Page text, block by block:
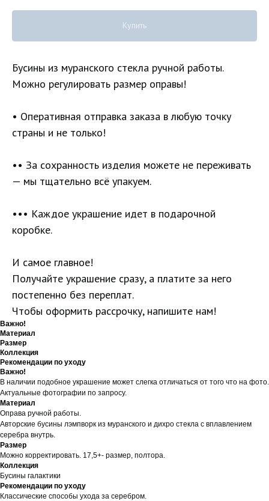
Купить
Бусины из муранского стекла ручной работы.
Можно регулировать размер оправы!
• Оперативная отправка заказа в любую точку
страны и не только!
•• За сохранность изделия можете не переживать
— мы тщательно всё упакуем.
••• Каждое украшение идет в подарочной
коробке.
И самое главное!
Получайте украшение сразу, а платите за него
постепенно без переплат.
Чтобы оформить рассрочку, напишите нам!
Важно!
Материал
Размер
Коллекция
Рекомендации по уходу
Важно!
В наличии подобное украшение может слегка отличаться от того что на фото.
Актуальные фотографии по запросу.
Материал
Оправа ручной работы.
Авторские бусины лэмпворк из муранского и дихро стекла с вплавлением
серебра внутрь.
Размер
Можно корректировать. 17,5+- размер, полтора.
Коллекция
Бусины галактики
Рекомендации по уходу
Классические способы ухода за серебром.